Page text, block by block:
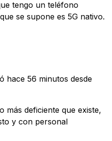
tengo un teléfono
se supone es 5G nativo.
hace 56 minutos desde
más deficiente que existe,
y con personal